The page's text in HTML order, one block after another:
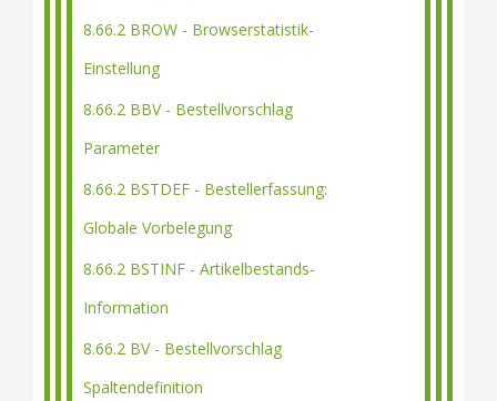
8.66.2 BROW - Browserstatistik-
Einstellung
8.66.2 BBV - Bestellvorschlag
Parameter
8.66.2 BSTDEF - Bestellerfassung:
Globale Vorbelegung
8.66.2 BSTINF - Artikelbestands-
Information
8.66.2 BV - Bestellvorschlag
Spaltendefinition